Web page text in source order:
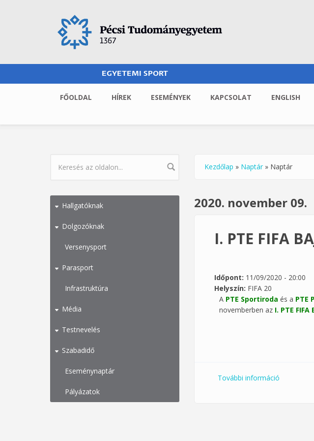
EGYETEMI SPORT
FŐOLDAL HÍREK ESEMÉNYEK KAPCSOLAT
ENGLISH
KERESÉS ŰRLAP
Hallgatóknak
Dolgozóknak
Versenysport
Parasport
Infrastruktúra
Média
Testnevelés
Szabadidő
Eseménynaptár
Pályázatok
Jelenlegi hely
Kezdőlap » Naptár » Naptár
2020. november 09.
I. PTE FIFA
Időpont: 11/09/2020 - 20:00
Helyszín: FIFA 20
A PTE Sportiroda és a PTE
novemberben az I. PTE
További információ